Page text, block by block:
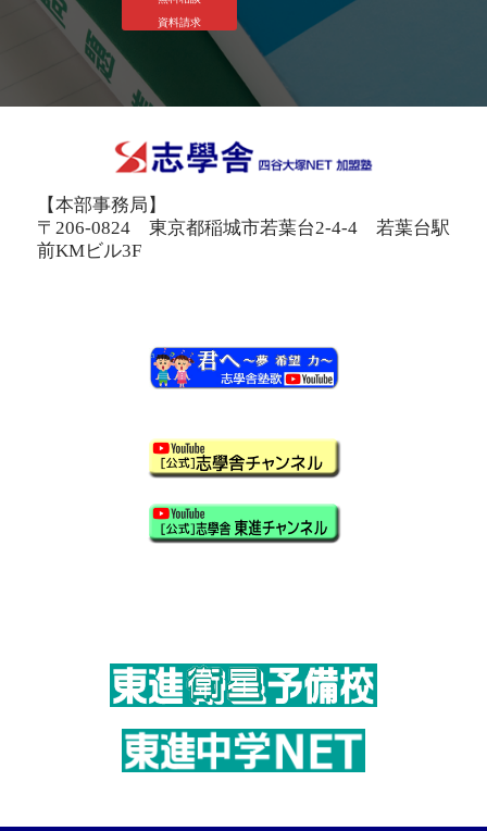
資料請求
【本部事務局】
〒206-0824 東京都稲城市若葉台2-4-4 若葉台駅
前KMビル3F